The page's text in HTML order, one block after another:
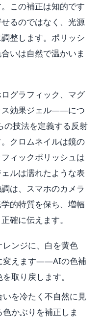
この補正は知的です
るのではなく、光源
整します。ポリッシ
いは自然で温かいま
グラフィック、マグ
ス効果ジェル——につ
の技法を定義する反射
クロムネイルは鏡の
ィックポリッシュは
ルは濡れたような表
は、スマホのカメラ
的特質を保ち、増幅
確に伝えます。
ンジに、白を黄色
変えます——AIの色補
取り戻します。
を冷たく不自然に見
かぶりを補正しま